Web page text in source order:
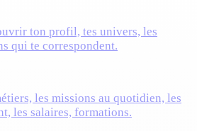
ton profil, tes univers, les
qui te correspondent.
les missions au quotidien, les
les salaires, formations.